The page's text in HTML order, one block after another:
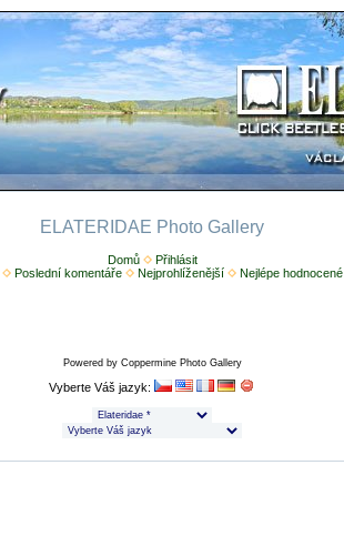
ELATERIDAE Photo Gallery
Domů
Přihlásit
Poslední komentáře Nejprohlíženější Nejlépe hodnocené
Powered by Coppermine Photo Gallery
Vyberte Váš jazyk: